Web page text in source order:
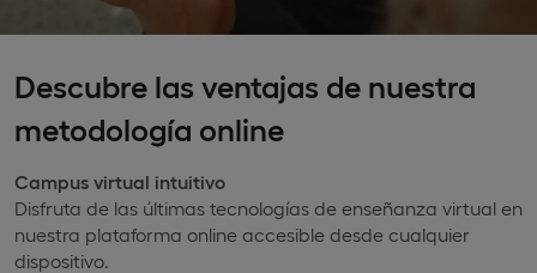
Descubre las ventajas de nuestra
metodología online
Campus virtual intuitivo
Disfruta de las últimas tecnologías de enseñanza virtual en
nuestra plataforma online accesible desde cualquier
dispositivo.